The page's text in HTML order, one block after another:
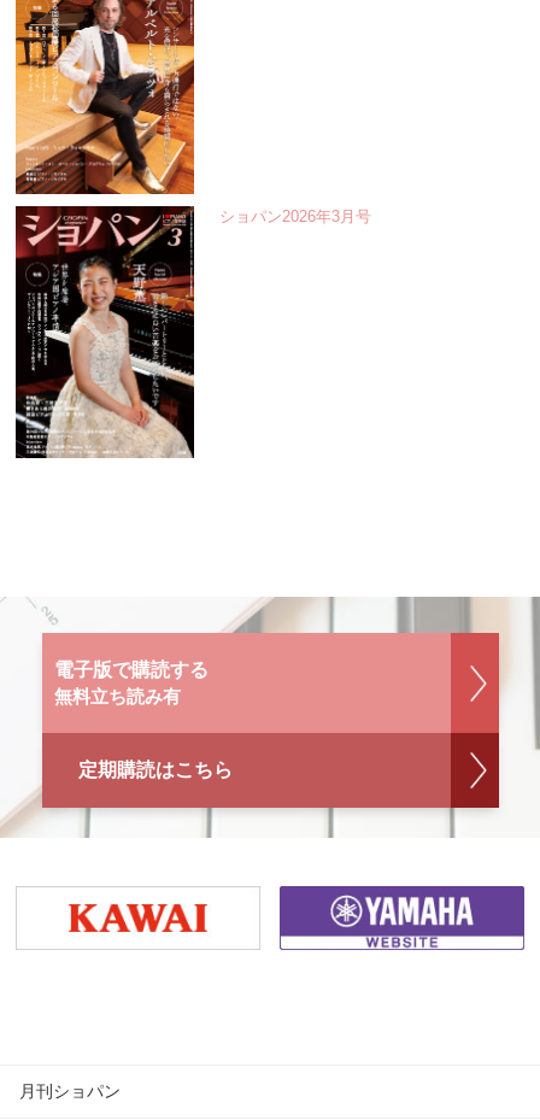
ショパン2026年3月号
電子版で購読する
無料立ち読み有
定期購読はこちら
月刊ショパン